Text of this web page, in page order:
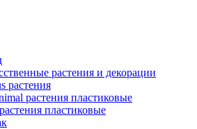
растения и декорации
растения
растения пластиковые
пластиковые